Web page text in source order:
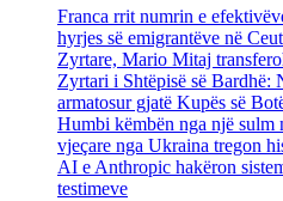
Franca rrit numrin e
hyrjes së emigrantëve në
Zyrtare, Mario Mitaj
Zyrtari i Shtëpisë së Bardhë:
armatosur gjatë Kupës së
Humbi këmbën nga një sulm
vjeçare nga Ukraina tregon
AI e Anthropic hakëron
testimeve